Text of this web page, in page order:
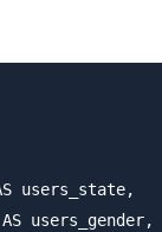
users_state,
users_gender,